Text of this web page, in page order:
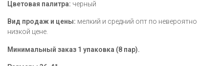
Цветовая палитра: черный
Вид продаж и цены: мелкий и средний опт по невероятно
низкой цене.
Минимальный заказ 1 упаковка (8 пар).